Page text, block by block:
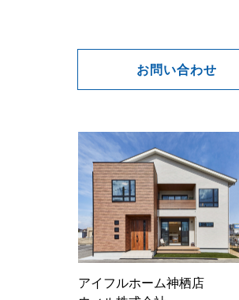
お問い合わせ
アイフルホーム神栖店